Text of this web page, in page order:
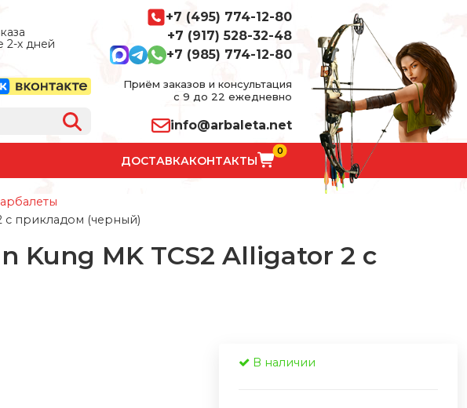
2-х дней
+7 (495) 774-12-80
+7 (917) 528-32-48
+7 (985) 774-12-80
Приём заказов и консультация
с 9 до 22 ежедневно
info@arbaleta.net
ДОСТАВКАКОНТАКТЫ
0
с прикладом (черный)
Kung MK TCS2 Alligator 2 с
В наличии